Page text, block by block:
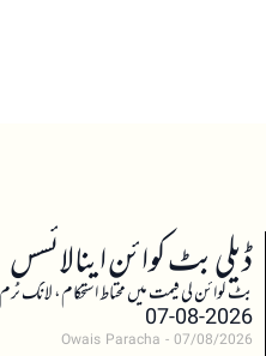
ڈیلی بٹ کوائن اینالائسس
بٹ کوائن کی قیمت میں محتاط استحکام، لانگ
2026-08-07
Owais Paracha 07/08/2026